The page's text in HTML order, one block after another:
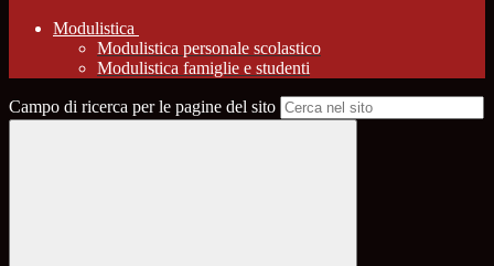
Modulistica
Modulistica personale scolastico
Modulistica famiglie e studenti
Campo di ricerca per le pagine del sito